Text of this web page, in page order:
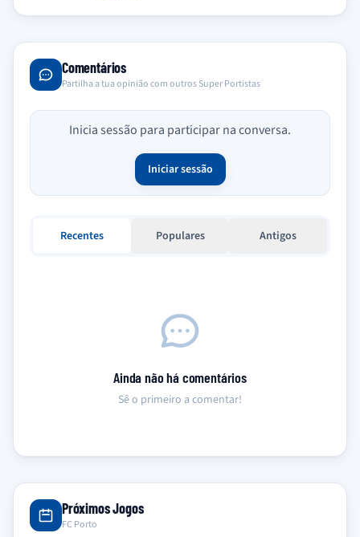
Comentários
Partilha a tua opinião com outros Super Portistas
Inicia sessão para participar na conversa.
Iniciar sessão
Recentes Populares Antigos
Ainda não há comentários
Sê o primeiro a comentar!
Próximos Jogos
FC Porto